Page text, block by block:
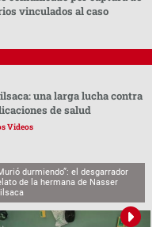
vinculados al caso
una larga lucha contra
de salud
Videos
durmiendo”: el desgarrador
de la hermana de Nasser